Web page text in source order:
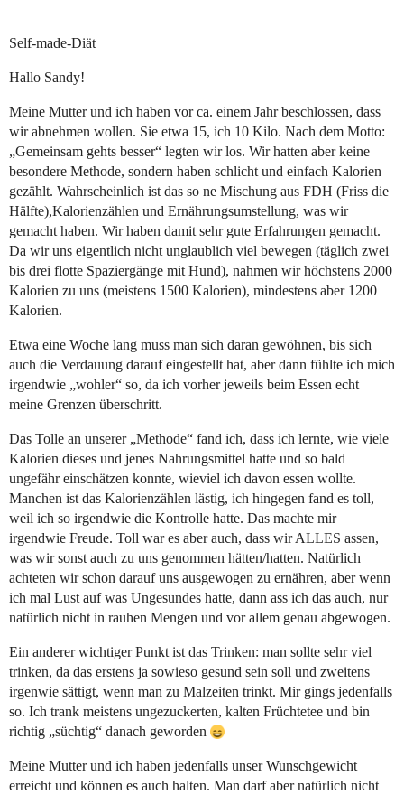
Self-made-Diät
Hallo Sandy!
Meine Mutter und ich haben vor ca. einem Jahr beschlossen, dass
wir abnehmen wollen. Sie etwa 15, ich 10 Kilo. Nach dem Motto:
„Gemeinsam gehts besser“ legten wir los. Wir hatten aber keine
besondere Methode, sondern haben schlicht und einfach Kalorien
gezählt. Wahrscheinlich ist das so ne Mischung aus FDH (Friss die
Hälfte),Kalorienzählen und Ernährungsumstellung, was wir
gemacht haben. Wir haben damit sehr gute Erfahrungen gemacht.
Da wir uns eigentlich nicht unglaublich viel bewegen (täglich zwei
bis drei flotte Spaziergänge mit Hund), nahmen wir höchstens 2000
Kalorien zu uns (meistens 1500 Kalorien), mindestens aber 1200
Kalorien.
Etwa eine Woche lang muss man sich daran gewöhnen, bis sich
auch die Verdauung darauf eingestellt hat, aber dann fühlte ich mich
irgendwie „wohler“ so, da ich vorher jeweils beim Essen echt
meine Grenzen überschritt.
Das Tolle an unserer „Methode“ fand ich, dass ich lernte, wie viele
Kalorien dieses und jenes Nahrungsmittel hatte und so bald
ungefähr einschätzen konnte, wieviel ich davon essen wollte.
Manchen ist das Kalorienzählen lästig, ich hingegen fand es toll,
weil ich so irgendwie die Kontrolle hatte. Das machte mir
irgendwie Freude. Toll war es aber auch, dass wir ALLES assen,
was wir sonst auch zu uns genommen hätten/hatten. Natürlich
achteten wir schon darauf uns ausgewogen zu ernähren, aber wenn
ich mal Lust auf was Ungesundes hatte, dann ass ich das auch, nur
natürlich nicht in rauhen Mengen und vor allem genau abgewogen.
Ein anderer wichtiger Punkt ist das Trinken: man sollte sehr viel
trinken, da das erstens ja sowieso gesund sein soll und zweitens
irgenwie sättigt, wenn man zu Malzeiten trinkt. Mir gings jedenfalls
so. Ich trank meistens ungezuckerten, kalten Früchtetee und bin
richtig „süchtig“ danach geworden
Meine Mutter und ich haben jedenfalls unser Wunschgewicht
erreicht und können es auch halten. Man darf aber natürlich nicht